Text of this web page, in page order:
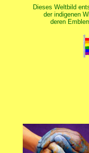
Dieses Weltbild
der indigenen
deren